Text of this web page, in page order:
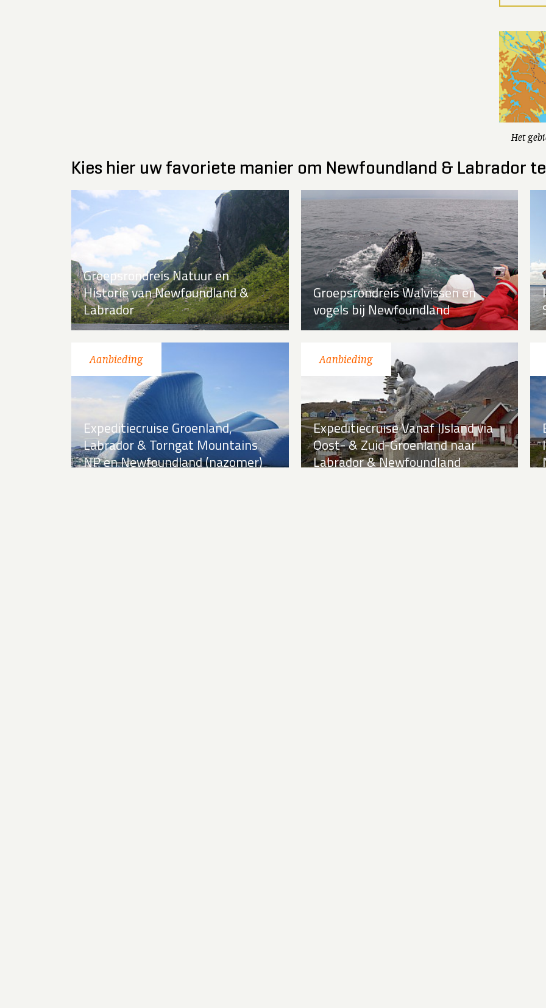
Het
Kies hier uw favoriete manier om Newfoundland & Labrador
Groepsrondreis Natuur en
Historie van Newfoundland &
Labrador
Groepsrondreis Walvissen en
vogels bij Newfoundland
Expeditiecruise Groenland,
Labrador & Torngat Mountains
NP en Newfoundland (nazomer)
Expeditiecruise Vanaf IJsland via
Oost- & Zuid-Groenland naar
Labrador & Newfoundland